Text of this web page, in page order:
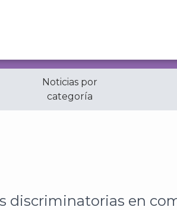
Noticias por
categoría
comicios locales
discriminatorias en